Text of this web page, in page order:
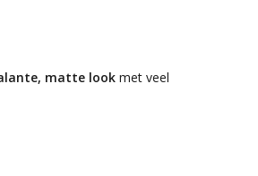
matte look met veel